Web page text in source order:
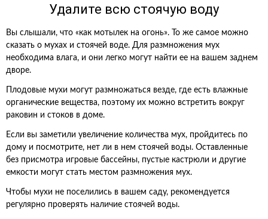
Удалите всю стоячую воду
Вы слышали, что «как мотылек на огонь». То же самое можно
сказать о мухах и стоячей воде. Для размножения мух
необходима влага, и они легко могут найти ее на вашем заднем
дворе.
Плодовые мухи могут размножаться везде, где есть влажные
органические вещества, поэтому их можно встретить вокруг
раковин и стоков в доме.
Если вы заметили увеличение количества мух, пройдитесь по
дому и посмотрите, нет ли в нем стоячей воды. Оставленные
без присмотра игровые бассейны, пустые кастрюли и другие
емкости могут стать местом размножения мух.
Чтобы мухи не поселились в вашем саду, рекомендуется
регулярно проверять наличие стоячей воды.